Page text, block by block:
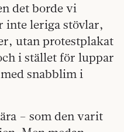
det borde vi
inte leriga stövlar,
utan protestplakat
i stället för luppar
snabblim i
– som den varit